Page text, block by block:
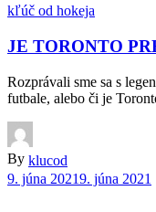
kľúč od hokeja
JE TORONTO
Rozprávali sme sa s
futbale, alebo či je
By klucod
9. júna 20219. júna 2021